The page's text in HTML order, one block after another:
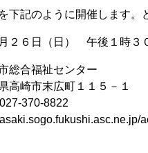
下記のように開催します。
２６日（日） 午後１時３
総合福祉センター
市末広町１１５－１
8822